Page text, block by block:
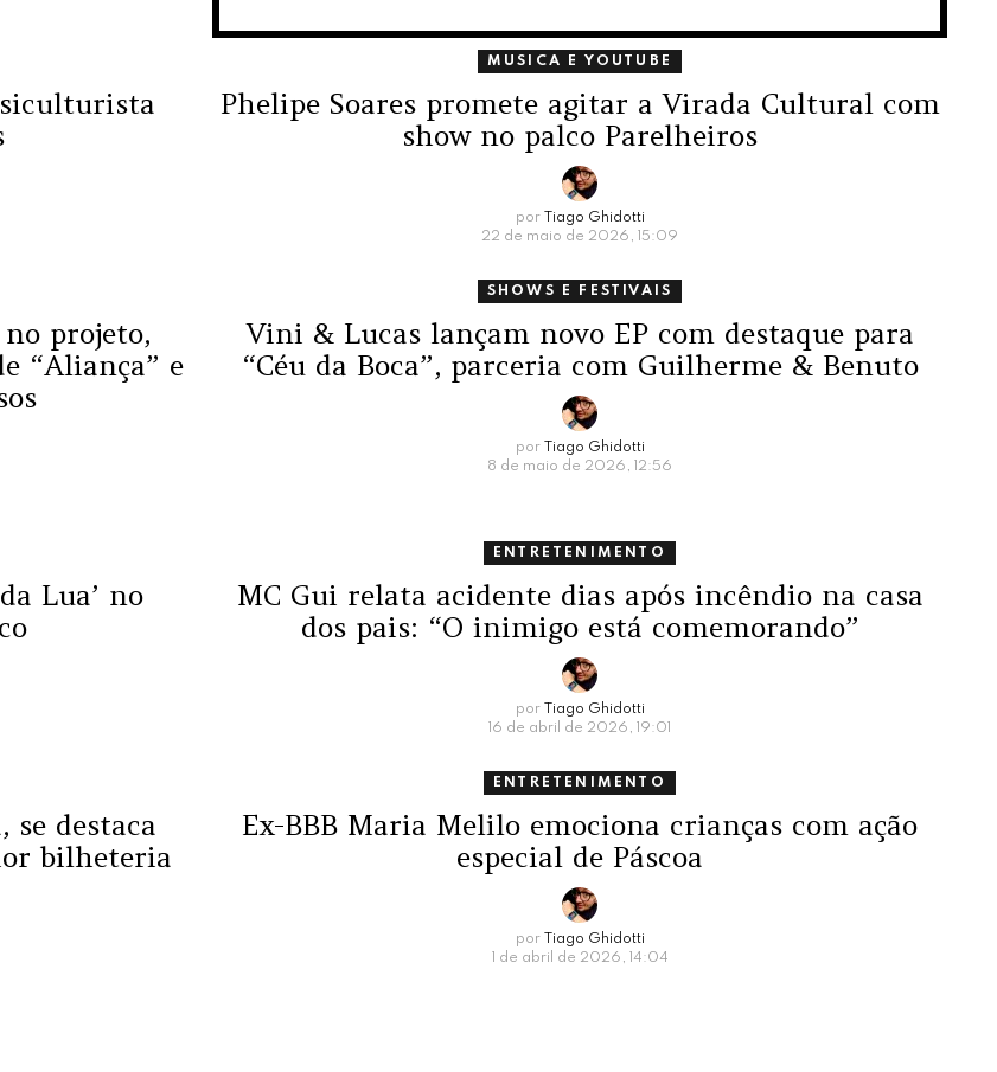
MUSICA E YOUTUBE
Phelipe Soares promete agitar a Virada Cultural com
show no palco Parelheiros
por
Tiago Ghidotti
22 de maio de 2026, 15:09
projeto,
“Aliança” e
SHOWS E FESTIVAIS
Vini & Lucas lançam novo EP com destaque para
“Céu da Boca”, parceria com Guilherme & Benuto
por
Tiago Ghidotti
8 de maio de 2026, 12:56
Lua’ no
ENTRETENIMENTO
MC Gui relata acidente dias após incêndio na casa
dos pais: “O inimigo está comemorando”
por
Tiago Ghidotti
16 de abril de 2026, 19:01
se destaca
bilheteria
ENTRETENIMENTO
Ex-BBB Maria Melilo emociona crianças com ação
especial de Páscoa
por
Tiago Ghidotti
1 de abril de 2026, 14:04